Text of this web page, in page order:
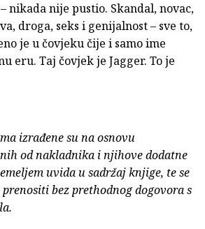
nikada nije pustio. Skandal, novac,
droga, seks i genijalnost – sve to,
je u čovjeku čije i samo ime
eru. Taj čovjek je Jagger. To je
izrađene su na osnovu
od nakladnika i njihove dodatne
uvida u sadržaj knjige, te se
bez prethodnog dogovora s